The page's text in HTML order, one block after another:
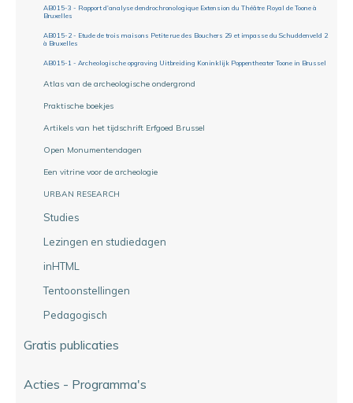
AB015-3 - Rapport d'analyse dendrochronologique Extension du Théâtre Royal de Toone à
Bruxelles
AB015-2 - Etude de trois maisons Petite rue des Bouchers 29 et impasse du Schuddenveld 2
à Bruxelles
AB015-1 - Archeologische opgraving Uitbreiding Koninklijk Poppentheater Toone in Brussel
Atlas van de archeologische ondergrond
Praktische boekjes
Artikels van het tijdschrift Erfgoed Brussel
Open Monumentendagen
Een vitrine voor de archeologie
URBAN RESEARCH
Studies
Lezingen en studiedagen
inHTML
Tentoonstellingen
Pedagogisch
Gratis publicaties
Acties - Programma's